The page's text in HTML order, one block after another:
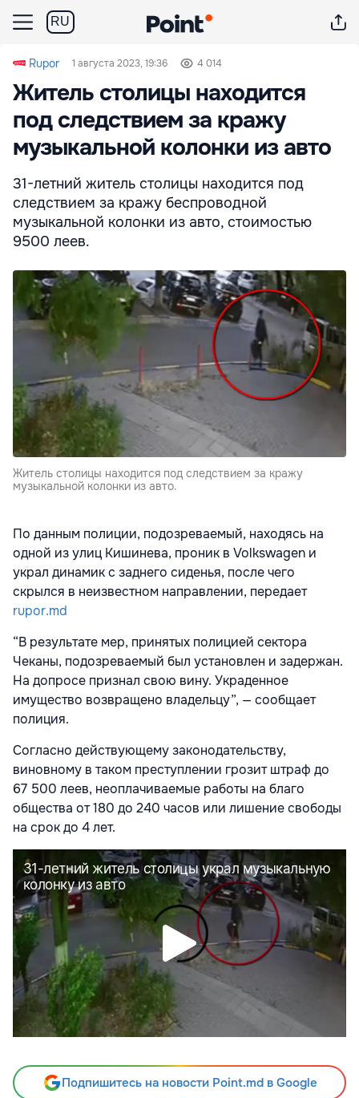
RU
Rupor 1 августа 2023, 19:36 4 014
Житель столицы находится
под следствием за кражу
музыкальной колонки из авто
31-летний житель столицы находится под
следствием за кражу беспроводной
музыкальной колонки из авто, стоимостью
9500 леев.
Житель столицы находится под следствием за кражу
музыкальной колонки из авто.
По данным полиции, подозреваемый, находясь на
одной из улиц Кишинева, проник в Volkswagen и
украл динамик с заднего сиденья, после чего
скрылся в неизвестном направлении, передает
rupor.md
“В результате мер, принятых полицией сектора
Чеканы, подозреваемый был установлен и задержан.
На допросе признал свою вину. Украденное
имущество возвращено владельцу”, — сообщает
полиция.
Согласно действующему законодательству,
виновному в таком преступлении грозит штраф до
67 500 леев, неоплачиваемые работы на благо
общества от 180 до 240 часов или лишение свободы
на срок до 4 лет.
Подпишитесь на новости Point.md в Google